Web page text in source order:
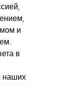
и
в
наших